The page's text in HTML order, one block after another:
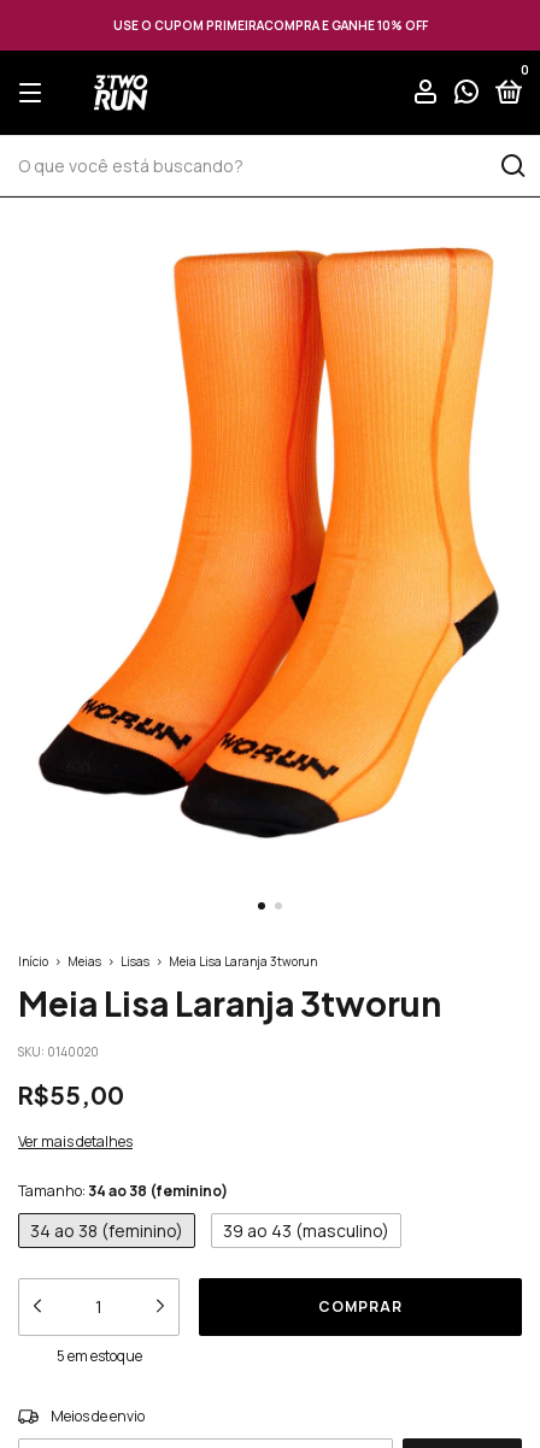
USE O CUPOM PRIMEIRACOMPRA E GANHE 10% OFF
0
Início > Meias > Lisas > Meia Lisa Laranja 3tworun
Meia Lisa Laranja 3tworun
SKU: 0140020
R$55,00
Ver mais detalhes
Tamanho: 34 ao 38 (feminino)
34 ao 38 (feminino) 39 ao 43 (masculino)
5em estoque
Entregas para o CEP:
Meios de envio